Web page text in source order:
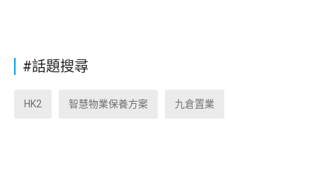
#話題搜尋
HK2 智慧物業保養方案 九倉置業